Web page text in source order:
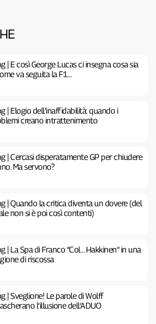
| E così George Lucas ci insegna cosa sia
va seguita la F1…
| Elogio dell’inaffidabilità: quando i
creano intrattenimento
| Cercasi disperatamente GP per chiudere
Ma servono?
| Quando la critica diventa un dovere (del
non si è poi così contenti)
| La Spa di Franco “Col… Hakkinen” in una
di riscossa
| Sveglione! Le parole di Wolff
l’illusione dell’ADUO